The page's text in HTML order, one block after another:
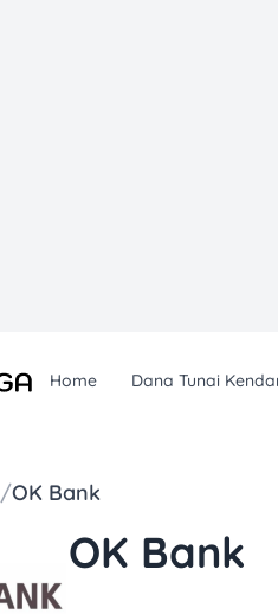
Home Dana Tunai
/OK Bank
OK Bank